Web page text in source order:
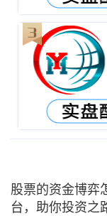
股票的资金博弈
台，助你投资之